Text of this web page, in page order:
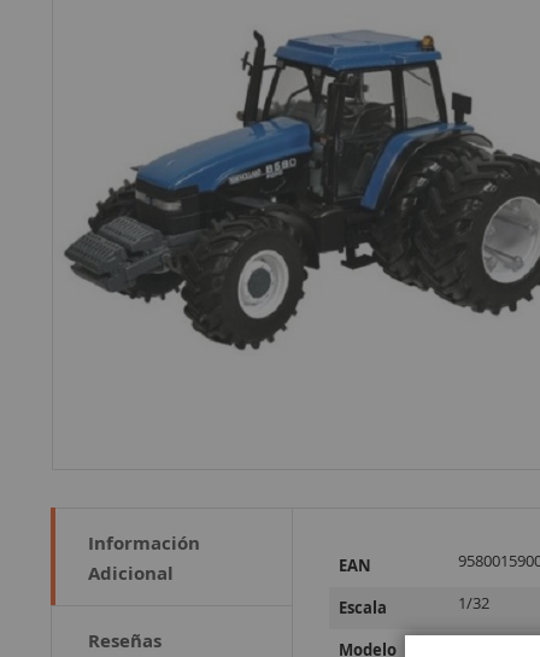
Información
Adicional
Reseñas
Información
EAN
Escala 1/32
Modelo